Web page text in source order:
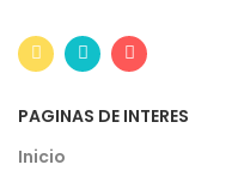
PAGINAS DE INTERES
Inicio